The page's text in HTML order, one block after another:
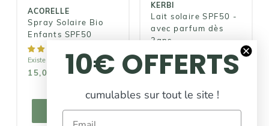
ACORELLE
Spray Solaire Bio
Enfants SPF50
Existe en 2 variations
15,00€ 23,95€
AJOUTER
AJOUTER AU
KERBI
Lait solaire SPF50 -
avec parfum dès
3ans
Existe en 2 variations
AJOUTER
AJOUTER AU
10€ OFFERTS
cumulables sur tout le site !
Email